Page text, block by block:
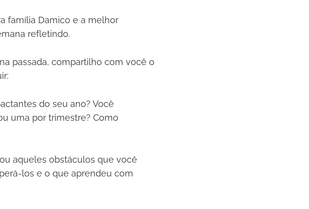
família Damico e a melhor
refletindo.
passada, compartilho com você o
do seu ano? Você
uma por trimestre? Como
aqueles obstáculos que você
los e o que aprendeu com